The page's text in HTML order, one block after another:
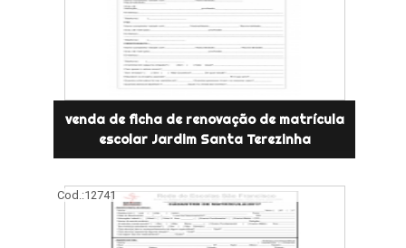
venda de ficha de renovação de matrícula
escolar Jardim Santa Terezinha
Cod.:12741